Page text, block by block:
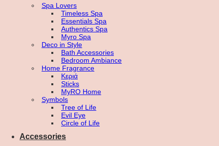
Spa Lovers
Timeless Spa
Essentials Spa
Authentics Spa
Myro Spa
Deco in Style
Bath Accessories
Bedroom Ambiance
Home Fragrance
Κεριά
Sticks
MyRO Home
Symbols
Tree of Life
Evil Eye
Circle of Life
Accessories